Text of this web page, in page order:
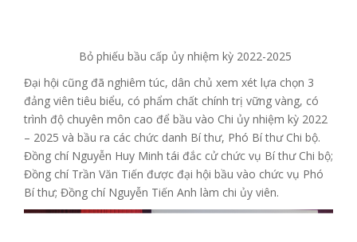
Bỏ phiếu bầu cấp ủy nhiệm kỳ 2022-2025
Đại hội cũng đã nghiêm túc, dân chủ xem xét lựa chọn 3
đảng viên tiêu biểu, có phẩm chất chính trị vững vàng, có
trình độ chuyên môn cao để bầu vào Chi ủy nhiệm kỳ 2022
– 2025 và bầu ra các chức danh Bí thư, Phó Bí thư Chi bộ.
Đồng chí Nguyễn Huy Minh tái đắc cử chức vụ Bí thư Chi bộ;
Đồng chí Trần Văn Tiến được đại hội bầu vào chức vụ Phó
Bí thư; Đồng chí Nguyễn Tiến Anh làm chi ủy viên.